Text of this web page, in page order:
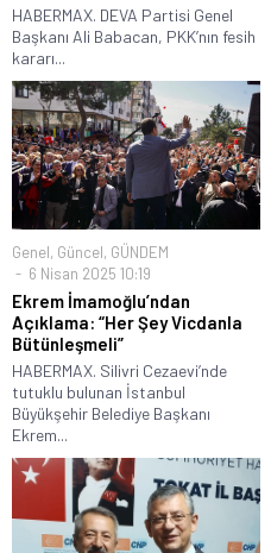
HABERMAX. DEVA Partisi Genel
Başkanı Ali Babacan, PKK’nın fesih
kararı...
Genel, Güncel, GÜNDEM
6 Nisan 2025 10:19
Ekrem İmamoğlu’ndan
Açıklama: “Her Şey Vicdanla
Bütünleşmeli”
HABERMAX. Silivri Cezaevi’nde
tutuklu bulunan İstanbul
Büyükşehir Belediye Başkanı
Ekrem...